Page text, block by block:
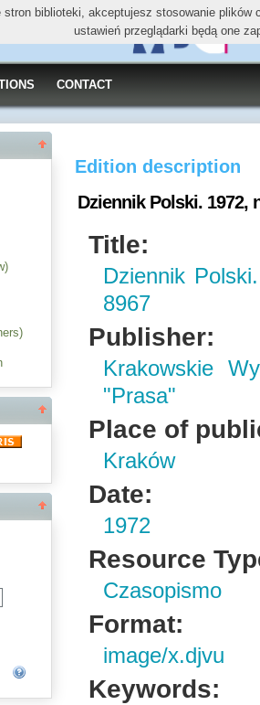
CONTACT
Edition description
Dziennik Polski. 1972,
Title:
Dziennik
8967
Publisher:
Krakowskie
"Prasa"
Place of
Kraków
Date:
1972
Resource
Czasopismo
Format:
image/x.djvu
Keywords:
stron biblioteki, akceptujesz stosowanie
ustawień przeglądarki będą one